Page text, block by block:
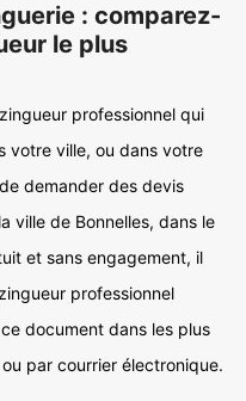
: comparez-
le plus
professionnel qui
votre ville, ou dans votre
demander des devis
ville de Bonnelles, dans le
et sans engagement, il
professionnel
document dans les plus
par courrier électronique.